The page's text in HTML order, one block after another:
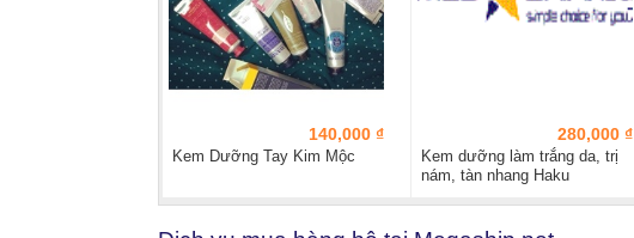
140,000 ₫
Kem Dưỡng Tay Kim Mộc
280,000 ₫
Kem dưỡng làm trắng da, trị
nám, tàn nhang Haku